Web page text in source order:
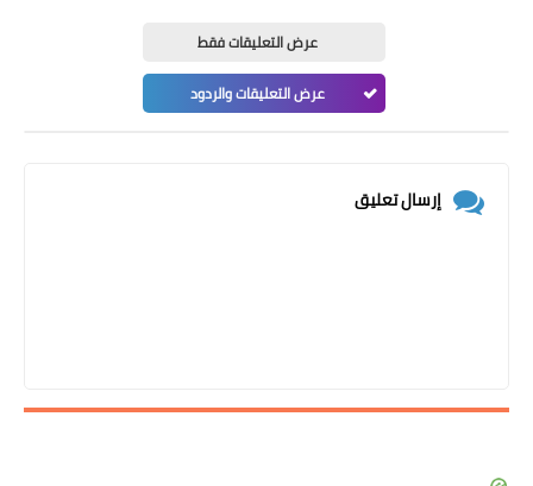
عرض التعليقات فقط
عرض التعليقات والردود
إرسال تعليق